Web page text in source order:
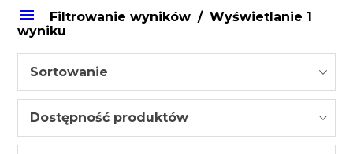
Filtrowanie wyników
Wyświetlanie 1
wyniku
Sortowanie
Dostępność produktów